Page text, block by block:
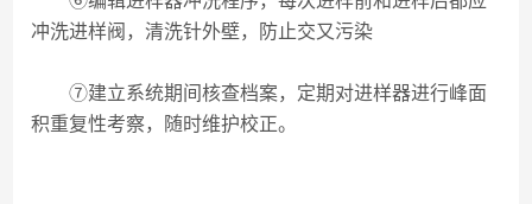
冲洗进样阀，清洗针外壁，防止交又污染
⑦建立系统期间核查档案，定期对进样器进行峰面
积重复性考察，随时维护校正。